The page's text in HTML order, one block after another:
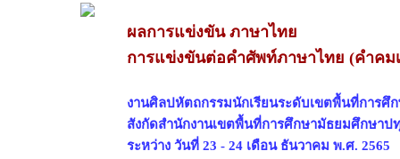
ผลการแข่งขัน ภาษาไทย
การแข่งขันต่อคำศัพท์ภาษาไทย (คำคม
งานศิลปหัตถกรรมนักเรียนระดับเขตพื้นที่การศึ
สังกัดสำนักงานเขตพื้นที่การศึกษามัธยมศึกษาป
ระหว่าง วันที่ 23 - 24 เดือน ธันวาคม พ.ศ. 2565